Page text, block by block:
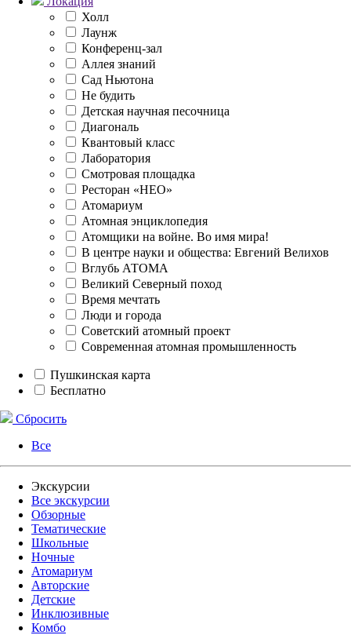
Холл
Лаунж
Конференц-зал
Аллея знаний
Сад Ньютона
Не будить
Детская научная песочница
Диагональ
Квантовый класс
Лаборатория
Смотровая площадка
Ресторан «НЕО»
Атомариум
Атомная энциклопедия
Атомщики на войне. Во имя мира!
В центре науки и общества: Евгений Велихов
Вглубь АТОМА
Великий Северный поход
Время мечтать
Люди и города
Советский атомный проект
Современная атомная промышленность
Пушкинская карта
Бесплатно
Сбросить
Все
Экскурсии
Все экскурсии
Обзорные
Тематические
Школьные
Ночные
Атомариум
Авторские
Детские
Инклюзивные
Комбо